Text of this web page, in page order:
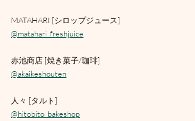
MATAHARI [シロップジュース]
@matahari_freshjuice
赤池商店 [焼き菓子/珈琲]
@akaikeshouten
人々 [タルト]
@hitobito_bakeshop